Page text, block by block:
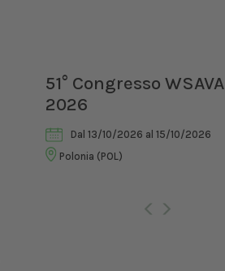
51° Congresso WSAVA
2026
Dal 13/10/2026 al 15/10/2026
Polonia (POL)